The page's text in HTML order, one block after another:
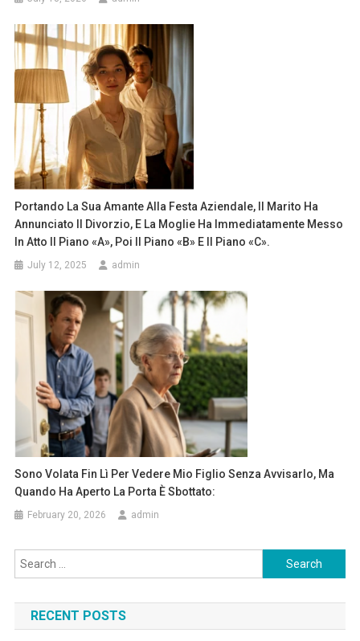
Portando La Sua Amante Alla Festa Aziendale, Il Marito Ha
Annunciato Il Divorzio, E La Moglie Ha Immediatamente Messo
In Atto Il Piano «A», Poi Il Piano «B» E Il Piano «C».
July 12, 2025 admin
Sono Volata Fin Lì Per Vedere Mio Figlio Senza Avvisarlo, Ma
Quando Ha Aperto La Porta È Sbottato:
February 20, 2026 admin
Search
for:
RECENT POSTS